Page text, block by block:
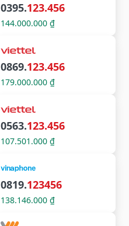
0395.123.456
144.000.000 ₫
0869.123.456
179.000.000 ₫
0563.123.456
107.501.000 ₫
0819.123456
138.146.000 ₫